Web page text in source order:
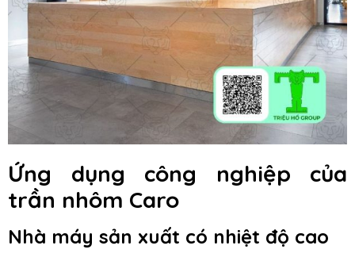
Ứng dụng công nghiệp của
trần nhôm Caro
Nhà máy sản xuất có nhiệt độ cao